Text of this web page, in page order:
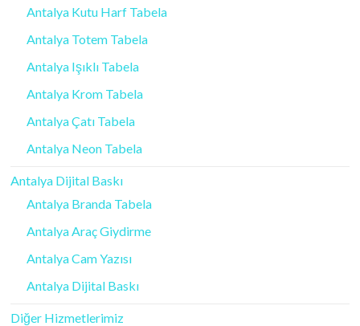
Antalya Kutu Harf Tabela
Antalya Totem Tabela
Antalya Işıklı Tabela
Antalya Krom Tabela
Antalya Çatı Tabela
Antalya Neon Tabela
Antalya Dijital Baskı
Antalya Branda Tabela
Antalya Araç Giydirme
Antalya Cam Yazısı
Antalya Dijital Baskı
Diğer Hizmetlerimiz